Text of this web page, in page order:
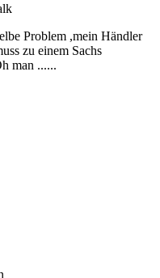
Problem ,mein Händler
zu einem Sachs
man ......